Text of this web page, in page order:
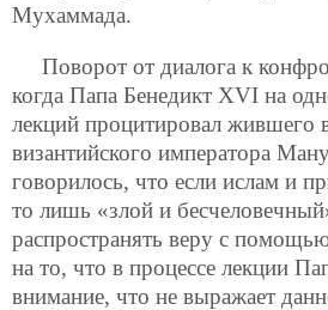
Мухаммада.
Поворот от диалога к
когда Папа Бенедикт XVI на
лекций процитировал жившего
византийского императора
говорилось, что если ислам и
то лишь «злой и
распространять веру с
на то, что в процессе лекции
внимание, что не выражает